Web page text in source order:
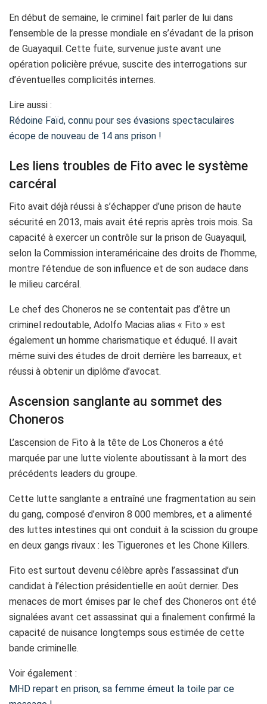
En début de semaine, le criminel fait parler de lui dans
l’ensemble de la presse mondiale en s’évadant de la prison
de Guayaquil. Cette fuite, survenue juste avant une
opération policière prévue, suscite des interrogations sur
d’éventuelles complicités internes.
Lire aussi :
Rédoine Faïd, connu pour ses évasions spectaculaires
écope de nouveau de 14 ans prison !
Les liens troubles de Fito avec le système
carcéral
Fito avait déjà réussi à s’échapper d’une prison de haute
sécurité en 2013, mais avait été repris après trois mois. Sa
capacité à exercer un contrôle sur la prison de Guayaquil,
selon la Commission interaméricaine des droits de l’homme,
montre l’étendue de son influence et de son audace dans
le milieu carcéral.
Le chef des Choneros ne se contentait pas d’être un
criminel redoutable, Adolfo Macias alias « Fito » est
également un homme charismatique et éduqué. Il avait
même suivi des études de droit derrière les barreaux, et
réussi à obtenir un diplôme d’avocat.
Ascension sanglante au sommet des
Choneros
L’ascension de Fito à la tête de Los Choneros a été
marquée par une lutte violente aboutissant à la mort des
précédents leaders du groupe.
Cette lutte sanglante a entraîné une fragmentation au sein
du gang, composé d’environ 8 000 membres, et a alimenté
des luttes intestines qui ont conduit à la scission du groupe
en deux gangs rivaux : les Tiguerones et les Chone Killers.
Fito est surtout devenu célèbre après l’assassinat d’un
candidat à l’élection présidentielle en août dernier. Des
menaces de mort émises par le chef des Choneros ont été
signalées avant cet assassinat qui a finalement confirmé la
capacité de nuisance longtemps sous estimée de cette
bande criminelle.
Voir également :
MHD repart en prison, sa femme émeut la toile par ce